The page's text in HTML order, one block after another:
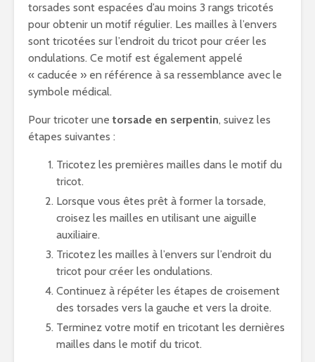
torsades sont espacées d’au moins 3 rangs tricotés
pour obtenir un motif régulier. Les mailles à l’envers
sont tricotées sur l’endroit du tricot pour créer les
ondulations. Ce motif est également appelé
« caducée » en référence à sa ressemblance avec le
symbole médical.
Pour tricoter une torsade en serpentin, suivez les
étapes suivantes :
Tricotez les premières mailles dans le motif du
tricot.
Lorsque vous êtes prêt à former la torsade,
croisez les mailles en utilisant une aiguille
auxiliaire.
Tricotez les mailles à l’envers sur l’endroit du
tricot pour créer les ondulations.
Continuez à répéter les étapes de croisement
des torsades vers la gauche et vers la droite.
Terminez votre motif en tricotant les dernières
mailles dans le motif du tricot.